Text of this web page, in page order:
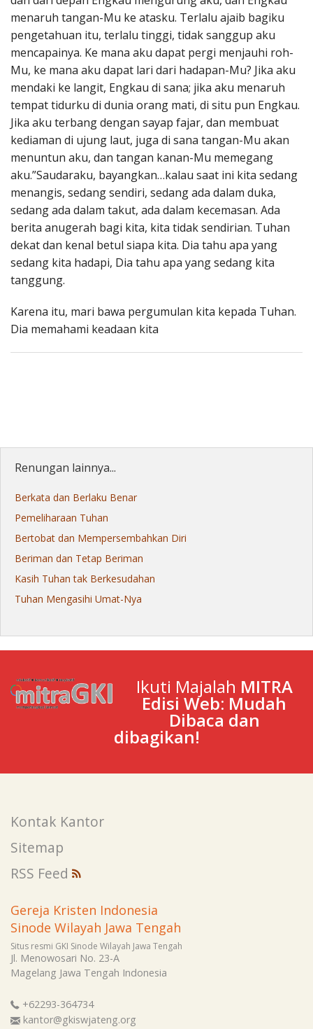
menaruh tangan-Mu ke atasku. Terlalu ajaib bagiku
pengetahuan itu, terlalu tinggi, tidak sanggup aku
mencapainya. Ke mana aku dapat pergi menjauhi roh-
Mu, ke mana aku dapat lari dari hadapan-Mu? Jika aku
mendaki ke langit, Engkau di sana; jika aku menaruh
tempat tidurku di dunia orang mati, di situ pun Engkau.
Jika aku terbang dengan sayap fajar, dan membuat
kediaman di ujung laut, juga di sana tangan-Mu akan
menuntun aku, dan tangan kanan-Mu memegang
aku.”Saudaraku, bayangkan…kalau saat ini kita sedang
menangis, sedang sendiri, sedang ada dalam duka,
sedang ada dalam takut, ada dalam kecemasan. Ada
berita anugerah bagi kita, kita tidak sendirian. Tuhan
dekat dan kenal betul siapa kita. Dia tahu apa yang
sedang kita hadapi, Dia tahu apa yang sedang kita
tanggung.
Karena itu, mari bawa pergumulan kita kepada Tuhan.
Dia memahami keadaan kita
Renungan lainnya...
Berkata dan Berlaku Benar
Pemeliharaan Tuhan
Bertobat dan Mempersembahkan Diri
Beriman dan Tetap Beriman
Kasih Tuhan tak Berkesudahan
Tuhan Mengasihi Umat-Nya
Ikuti Majalah MITRA
Edisi Web: Mudah
Dibaca dan
dibagikan!
Kontak Kantor
Sitemap
RSS Feed
Gereja Kristen Indonesia
Sinode Wilayah Jawa Tengah
Situs resmi GKI Sinode Wilayah Jawa Tengah
Jl. Menowosari No. 23-A
Magelang Jawa Tengah Indonesia
+62293-364734
kantor@gkiswjateng.org